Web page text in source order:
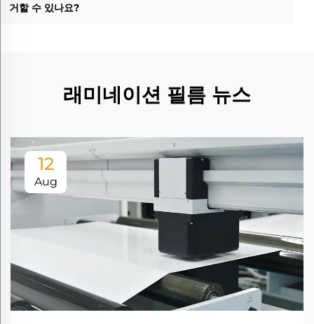
거할 수 있나요?
래미네이션 필름 뉴스
12
Aug